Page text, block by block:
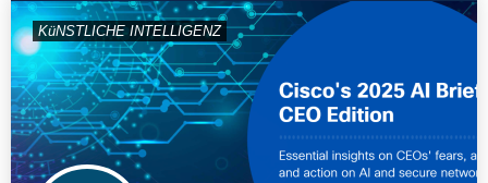
KüNSTLICHE INTELLIGENZ